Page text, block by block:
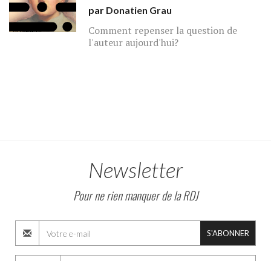
par Donatien Grau
Comment repenser la question de
l'auteur aujourd'hui?
Newsletter
Pour ne rien manquer de la RDJ
S'ABONNER